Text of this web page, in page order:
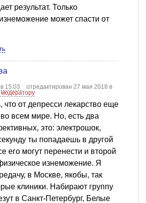
результат. Только
может спасти от
15:03
отредактирован 27 мая 2018 в
что от депресси лекарство еще
всем мире. Но, есть два
это: электрошок,
ты попадаешь в другой
его могут перенести и второй
изнеможение. Я
в Москве, якобы, так
клиники. Набирают группу
в Санкт-Петербург, Белые